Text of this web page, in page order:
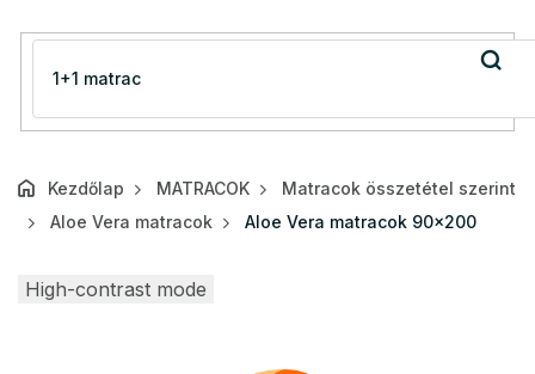
Kezdőlap MATRACOK
Matracok összetétel szerint
Aloe Vera matracok
Aloe Vera matracok 90x200
High-contrast mode